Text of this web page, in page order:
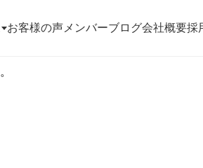
お客様の声 メンバーブログ会社概要採